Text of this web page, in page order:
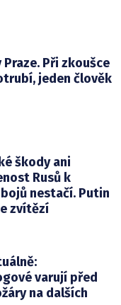
Praze. Při zkoušce
jeden člověk
škody ani
Rusů k
nestačí. Putin
zvítězí
varují před
na dalších